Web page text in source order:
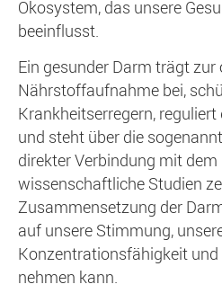
Ökosystem, das unsere
beeinflusst.
Ein gesunder Darm trägt zur
Nährstoffaufnahme bei,
Krankheitserregern,
und steht über die
direkter Verbindung mit dem
wissenschaftliche Studien
Zusammensetzung der
auf unsere Stimmung,
Konzentrationsfähigkeit und
nehmen kann.